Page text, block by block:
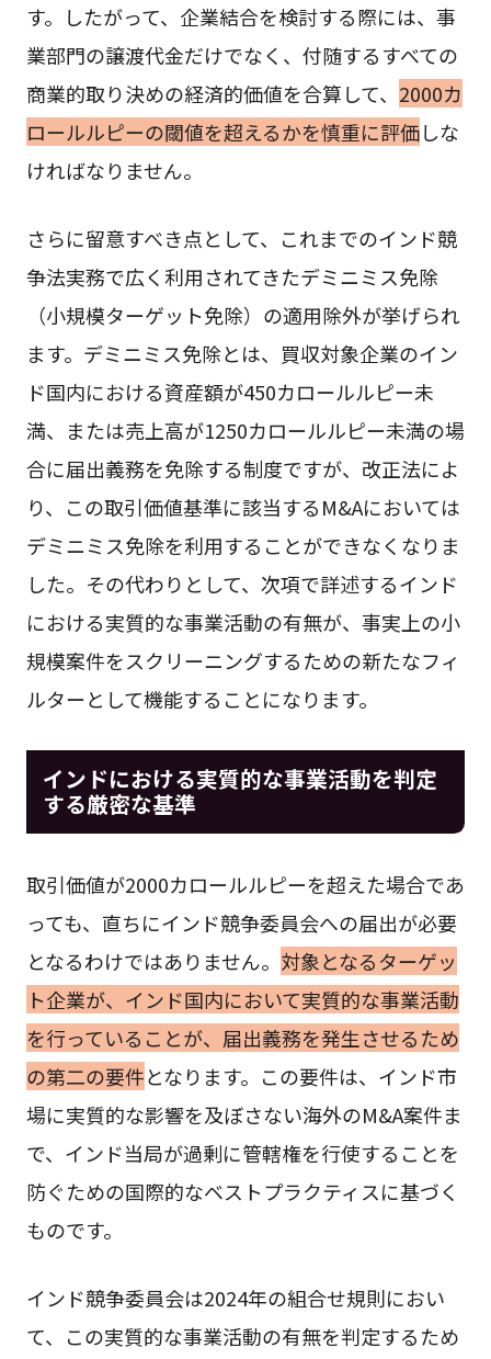
す。したがって、企業結合を検討する際には、事
業部門の譲渡代金だけでなく、付随するすべての
商業的取り決めの経済的価値を合算して、 2000カ
ロールルピーの閾値を超えるかを慎重に評価しな
ければなりません。
さらに留意すべき点として、これまでのインド競
争法実務で広く利用されてきたデミニミス免除
（小規模ターゲット免除）の適用除外が挙げられ
ます。デミニミス免除とは、買収対象企業のイン
ド国内における資産額が450カロールルピー未
満、または売上高が1250カロールルピー未満の場
合に届出義務を免除する制度ですが、改正法によ
り、この取引価値基準に該当するM&Aにおいては
デミニミス免除を利用することができなくなりま
した。その代わりとして、次項で詳述するインド
における実質的な事業活動の有無が、事実上の小
規模案件をスクリーニングするための新たなフィ
ルターとして機能することになります。
インドにおける実質的な事業活動を判定
する厳密な基準
取引価値が2000カロールルピーを超えた場合であ
っても、直ちにインド競争委員会への届出が必要
となるわけではありません。 対象となるターゲッ
ト企業が、インド国内において実質的な事業活動
を行っていることが、届出義務を発生させるため
の第二の要件となります。この要件は、インド市
場に実質的な影響を及ぼさない海外のM&A案件ま
で、インド当局が過剰に管轄権を行使することを
防ぐための国際的なベストプラクティスに基づく
ものです。
インド競争委員会は2024年の組合せ規則におい
て、この実質的な事業活動の有無を判定するため